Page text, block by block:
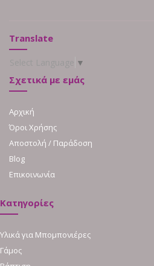
Translate
▼
Σχετικά με εμάς
Αρχική
Όροι Χρήσης
Αποστολή / Παράδοση
Blog
Επικοινωνία
Κατηγορίες
Υλικά για Μπομπονιέρες
Γάμος